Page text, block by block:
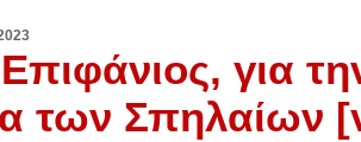
για
των Σπηλαίων